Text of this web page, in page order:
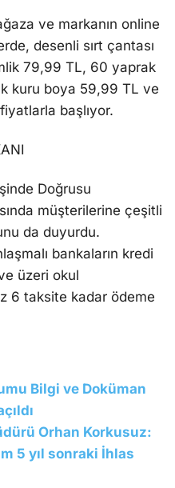
ve markanın online
desenli sırt çantası
79,99 TL, 60 yaprak
kuru boya 59,99 TL ve
başlıyor.
Doğrusu
müşterilerine çeşitli
da duyurdu.
bankaların kredi
üzeri okul
6 taksite kadar ödeme
Bilgi ve Doküman
Orhan Korkusuz:
5 yıl sonraki İhlas